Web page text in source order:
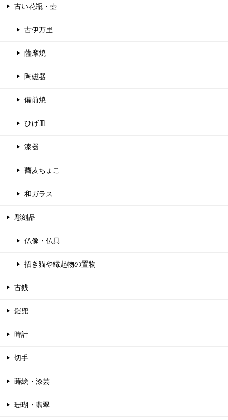
古い花瓶・壺
古伊万里
薩摩焼
陶磁器
備前焼
ひげ皿
漆器
蕎麦ちょこ
和ガラス
彫刻品
仏像・仏具
招き猫や縁起物の置物
古銭
鎧兜
時計
切手
蒔絵・漆芸
珊瑚・翡翠